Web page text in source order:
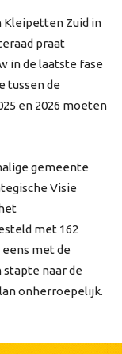
Kleipetten Zuid in
praat
in de laatste fase
tussen de
en 2026 moeten
gemeente
Visie
met 162
met de
naar de
onherroepelijk.